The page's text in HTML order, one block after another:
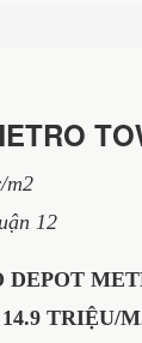
m2
12
TRIỆU/